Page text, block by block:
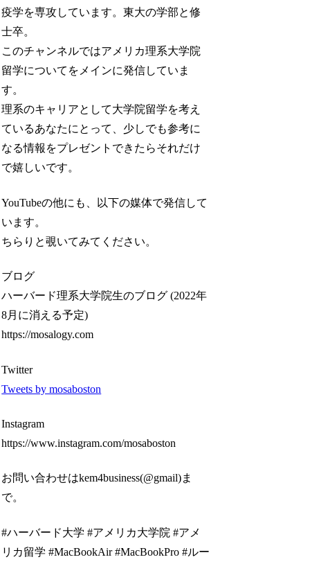
疫学を専攻しています。東大の学部と修
士卒。
このチャンネルではアメリカ理系大学院
留学についてをメインに発信していま
す。
理系のキャリアとして大学院留学を考え
ているあなたにとって、少しでも参考に
なる情報をプレゼントできたらそれだけ
で嬉しいです。
YouTubeの他にも、以下の媒体で発信して
います。
ちらりと覗いてみてください。
ブログ
ハーバード理系大学院生のブログ (2022年
8月に消える予定)
https://mosalogy.com
Twitter
Tweets by mosaboston
Instagram
https://www.instagram.com/mosaboston
お問い合わせはkem4business(@gmail)ま
で。
#ハーバード大学 #アメリカ大学院 #アメ
リカ留学 #MacBookAir #MacBookPro #ルー